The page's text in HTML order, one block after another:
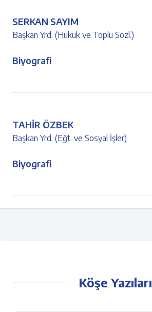
SERKAN SAYIM
Başkan Yrd. (Hukuk ve Toplu Sözl.)
Biyografi
TAHİR ÖZBEK
Başkan Yrd. (Eğt. ve Sosyal İşler)
Biyografi
Köşe Yazıları